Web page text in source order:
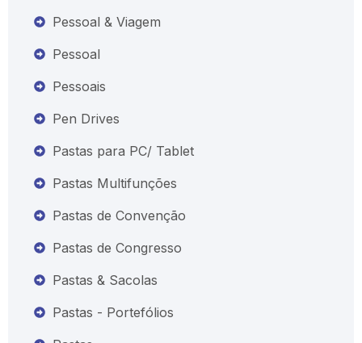
Pessoal & Viagem
Pessoal
Pessoais
Pen Drives
Pastas para PC/ Tablet
Pastas Multifunções
Pastas de Convenção
Pastas de Congresso
Pastas & Sacolas
Pastas - Portefólios